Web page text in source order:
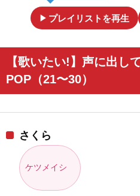
play_arrow プレイリストを再生
【歌いたい!】声に出し
POP（21〜30）
さくら
ケツメイシ